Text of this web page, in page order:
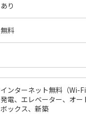
あり
無料
インターネット無料（Wi-
発電、エレベーター、オー
ボックス、新築